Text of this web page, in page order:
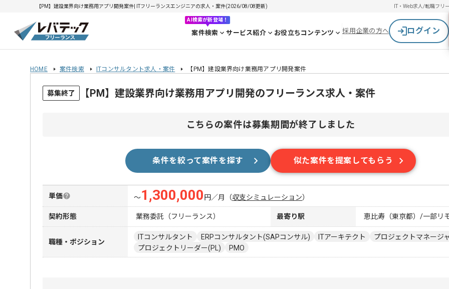
【PM】建設業界向け業務用アプリ開発案件| ITフリーランスエンジニアの求人・案件(2026/08/08更新) IT・Web求人/転職フリ
AI検索が新登場！
案件検索 サービス紹介 お役立ちコンテンツ 採用企業の方へ ログイン
HOME 案件検索 ITコンサルタント求人・案件 【PM】建設業界向け業務用アプリ開発案件
募集終了 【PM】建設業界向け業務用アプリ開発のフリーランス求人・案件
こちらの案件は募集期間が終了しました
条件を絞って案件を探す 似た案件を提案してもらう
単価 〜1,300,000 円／月 （収支シミュレーション）
契約形態 業務委託（フリーランス） 最寄り駅 恵比寿（東京都）/一部リ
職種・ポジション
ITコンサルタント ERPコンサルタント(SAPコンサル) ITアーキテクト
プロジェクトマネージ
プロジェクトリーダー(PL)
PMO